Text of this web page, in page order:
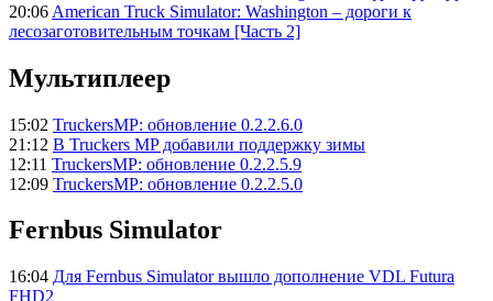
20:06 American Truck Simulator: Washington – дороги к
лесозаготовительным точкам [Часть 2]
Мультиплеер
15:02 TruckersMP: обновление 0.2.2.6.0
21:12 В Truckers MP добавили поддержку зимы
12:11 TruckersMP: обновление 0.2.2.5.9
12:09 TruckersMP: обновление 0.2.2.5.0
Fernbus Simulator
16:04 Для Fernbus Simulator вышло дополнение VDL Futura
FHD2